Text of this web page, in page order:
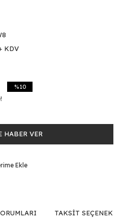
KDV
%10
HABER VER
TAKSİT